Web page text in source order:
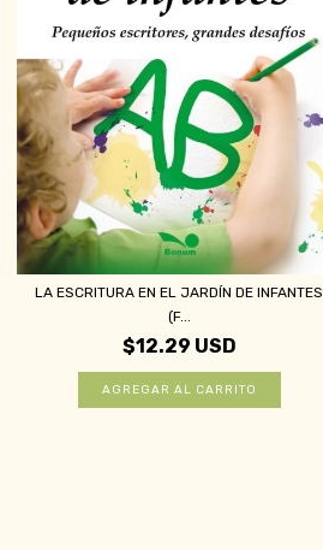
LA ESCRITURA EN EL JARDÍN DE INFANTES
(F...
$12.29 USD